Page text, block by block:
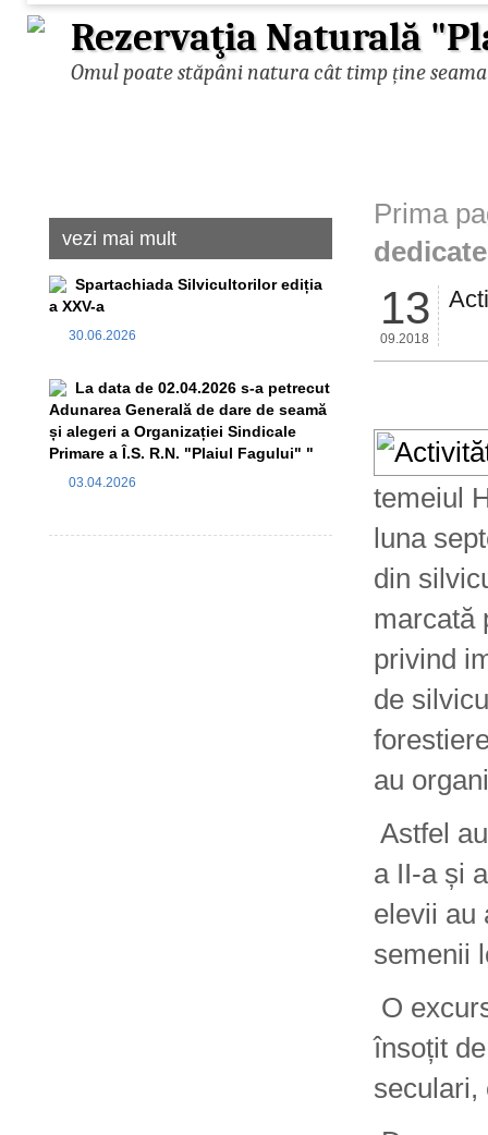
Rezervaţia Naturală
Omul poate stăpâni natura cât timp ține
vezi mai mult
Spartachiada Silvicultorilor ediția
a XXV-a
30.06.2026
La data de 02.04.2026 s-a petrecut
Adunarea Generală de dare de seamă
și alegeri a Organizației Sindicale
Primare a Î.S. R.N. "Plaiul Fagului" "
03.04.2026
Prima
13
09.2018
temeiul
luna
din
marcată
privind
de
au
Astfel
a II-a și
elevii au
semenii
O
însoțit
seculari,